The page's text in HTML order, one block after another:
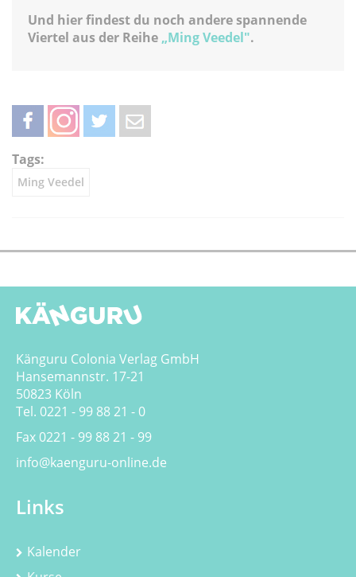
Und hier findest du noch andere spannende
Viertel aus der Reihe „Ming Veedel".
teilen
Tags:
Ming Veedel
Känguru Colonia Verlag GmbH
Hansemannstr. 17-21
50823 Köln
Tel. 0221 - 99 88 21 - 0
Fax 0221 - 99 88 21 - 99
info@kaenguru-online.de
Links
Kalender